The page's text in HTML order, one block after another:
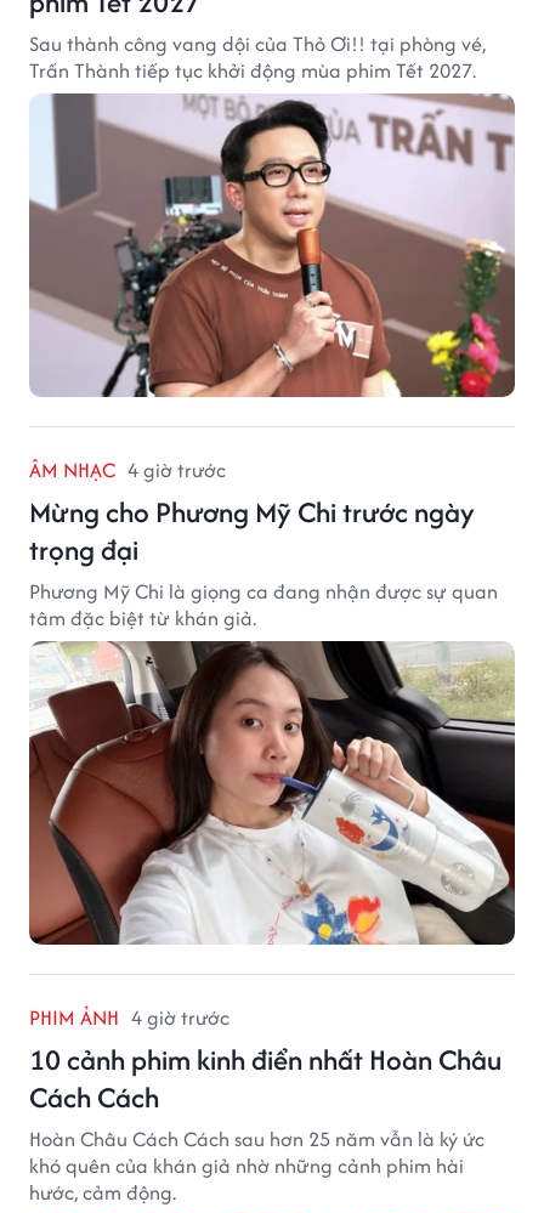
Sau thành công vang dội của Thỏ Ơi!! tại phòng vé,
Trấn Thành tiếp tục khởi động mùa phim Tết 2027.
ÂM NHẠC 4 giờ trước
Mừng cho Phương Mỹ Chi trước ngày
trọng đại
Phương Mỹ Chi là giọng ca đang nhận được sự quan
tâm đặc biệt từ khán giả.
PHIM ẢNH 4 giờ trước
10 cảnh phim kinh điển nhất Hoàn Châu
Cách Cách
Hoàn Châu Cách Cách sau hơn 25 năm vẫn là ký ức
khó quên của khán giả nhờ những cảnh phim hài
hước, cảm động.